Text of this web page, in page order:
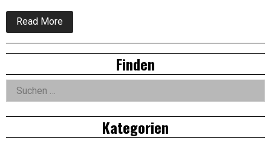
Read More
Phiosophische
Gedanken
Right
Asides
Finden
Suchen
nach:
Kategorien